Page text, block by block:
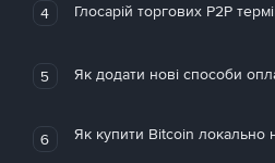
4 Глосарій торгових P2P
5 Як додати нові способи
6 Як купити Bitcoin локально